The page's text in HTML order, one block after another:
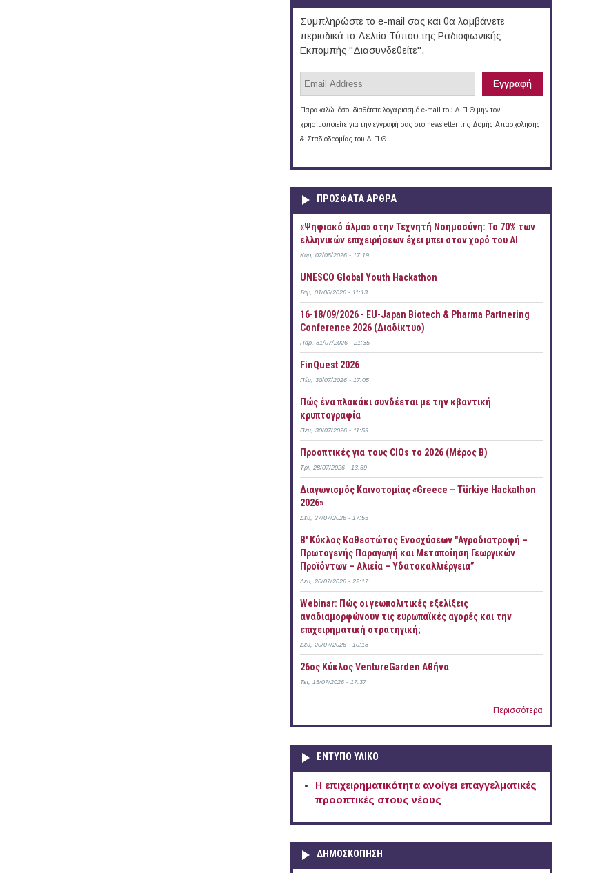
Συμπληρώστε το e-mail σας και θα λαμβάνετε
περιοδικά το Δελτίο Τύπου της Ραδιοφωνικής
Εκπομπής "Διασυνδεθείτε".
Παρακαλώ, όσοι διαθέτετε λογαριασμό e-mail του Δ.Π.Θ μην τον
χρησιμοποιείτε για την εγγραφή σας στο newsletter της Δομής Απασχόλησης
& Σταδιοδρομίας του Δ.Π.Θ.
ΠΡOΣΦΑΤΑ AΡΘΡΑ
«Ψηφιακό άλμα» στην Τεχνητή Νοημοσύνη: Το 70% των
ελληνικών επιχειρήσεων έχει μπει στον χορό του AI
Κυρ, 02/08/2026 - 17:19
UNESCO Global Youth Hackathon
Σάβ, 01/08/2026 - 11:13
16-18/09/2026 - EU-Japan Biotech & Pharma Partnering
Conference 2026 (Διαδίκτυο)
Παρ, 31/07/2026 - 21:35
FinQuest 2026
Πέμ, 30/07/2026 - 17:05
Πώς ένα πλακάκι συνδέεται με την κβαντική
κρυπτογραφία
Πέμ, 30/07/2026 - 11:59
Προοπτικές για τους CIOs το 2026 (Μέρος Β)
Τρί, 28/07/2026 - 13:59
Διαγωνισμός Καινοτομίας «Greece – Türkiye Hackathon
2026»
Δευ, 27/07/2026 - 17:55
B' Κύκλος Καθεστώτος Ενοσχύσεων "Αγροδιατροφή –
Πρωτογενής Παραγωγή και Μεταποίηση Γεωργικών
Προϊόντων – Αλιεία – Υδατοκαλλιέργεια”
Δευ, 20/07/2026 - 22:17
Webinar: Πώς οι γεωπολιτικές εξελίξεις
αναδιαμορφώνουν τις ευρωπαϊκές αγορές και την
επιχειρηματική στρατηγική;
Δευ, 20/07/2026 - 10:18
26ος Κύκλος VentureGarden Αθήνα
Τετ, 15/07/2026 - 17:37
Περισσότερα
ΕΝΤΥΠΟ ΥΛΙΚΟ
Η επιχειρηματικότητα ανοίγει επαγγελματικές
προοπτικές στους νέους
ΔΗΜΟΣΚΟΠΗΣΗ